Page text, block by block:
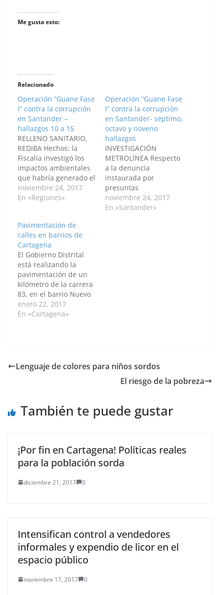
Me gusta esto:
Relacionado
Operación “Guane Fase
I” contra la corrupción
en Santander –
hallazgos 10 a 15
RELLENO SANITARIO,
REDIBA Hechos: la
Fiscalía investigó los
impactos ambientales
que habría generado el
tratamiento de las
basuras y lixiviados en
parte de la Empresa de
Servicio Públicos
Rediba S.A. En
inspección judicial
realizada entre el 28 y
31 de agosto de 2017,
el CTI…
noviembre 24, 2017
En «Regiones»
Operación “Guane Fase
I” contra la corrupción
en Santander- séptimo,
octavo y noveno
hallazgos
INVESTIGACIÓN
METROLÍNEA Respecto
a la denuncia
instaurada por
presuntas
irregularidades en la
ejecución de las obras
noviembre 24, 2017
En «Santander»
Pavimentación de
calles en barrios de
Cartagena
El Gobierno Distrital
está realizando la
pavimentación de un
kilómetro de la carrera
83, en el barrio Nuevo
Paraíso. Esta obra tiene
una inversión de $1200
bordillos, andenes y
drenaje al acueducto y
enero 22, 2017
En «Cartagena»
Lenguaje de colores para niños sordos
El riesgo de la pobreza
También te puede gustar
¡Por fin en Cartagena! Políticas reales
para la población sorda
diciembre 21, 2017 0
Intensifican control a vendedores
informales y expendio de licor en el
espacio público
noviembre 17, 2017 0